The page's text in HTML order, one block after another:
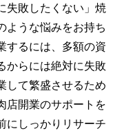
失敗したくない」焼
ような悩みをお持ち
するには、多額の資
からには絶対に失敗
して繁盛させるため
店開業のサポートを
にしっかりリサーチ